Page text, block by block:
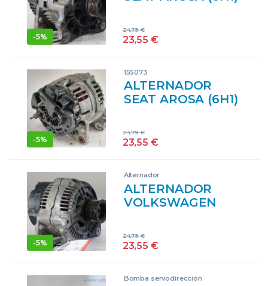
-5%
47903015G GRIS
23,55 €
24,79€
-5%
155073
ALTERNADOR
SEAT AROSA (6H1)
37903025 VERDE
23,55 €
24,79€
-5%
Alternador
ALTERNADOR
VOLKSWAGEN
AER 0123310019
23,55 €
24,79€
Bomba servodirección